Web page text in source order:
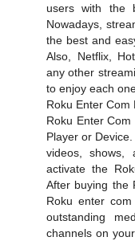
users with the
Nowadays,
the best and
Also, Netflix,
any other
to enjoy each
Roku Enter Com
Roku Enter
Player or
videos, shows,
activate the
After buying the
Roku enter
outstanding
channels on